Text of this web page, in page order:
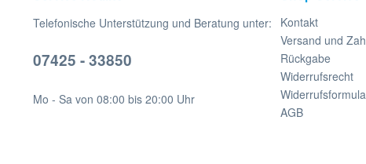
Telefonische Unterstützung und Beratung unter:
07425 - 33850
Mo - Sa von 08:00 bis 20:00 Uhr
Kontakt
Versand und
Rückgabe
Widerrufsrecht
AGB